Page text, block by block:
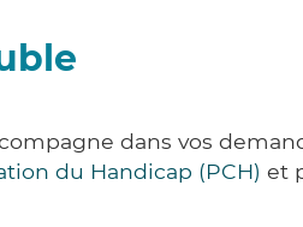
dans vos
du Handicap (PCH) et